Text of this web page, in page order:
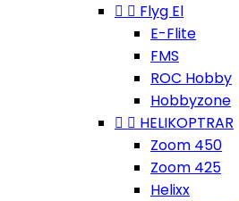
  Flyg El
E-Flite
FMS
ROC Hobby
Hobbyzone
  HELIKOPTRAR
Zoom 450
Zoom 425
Helixx